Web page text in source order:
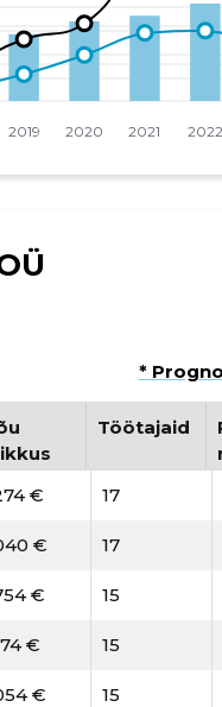
*
Töötajaid
€ 17
€ 17
€ 15
€ 15
€ 15